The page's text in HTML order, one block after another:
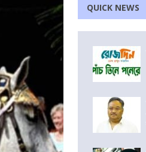
QUICK NEWS